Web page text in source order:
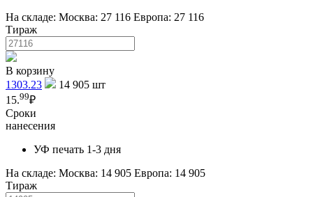
На складе: Москва: 27 116 Европа: 27 116
Тираж
В корзину
1303.23
14 905 шт
15.99₽
Сроки
нанесения
УФ печать 1-3 дня
На складе: Москва: 14 905 Европа: 14 905
Тираж